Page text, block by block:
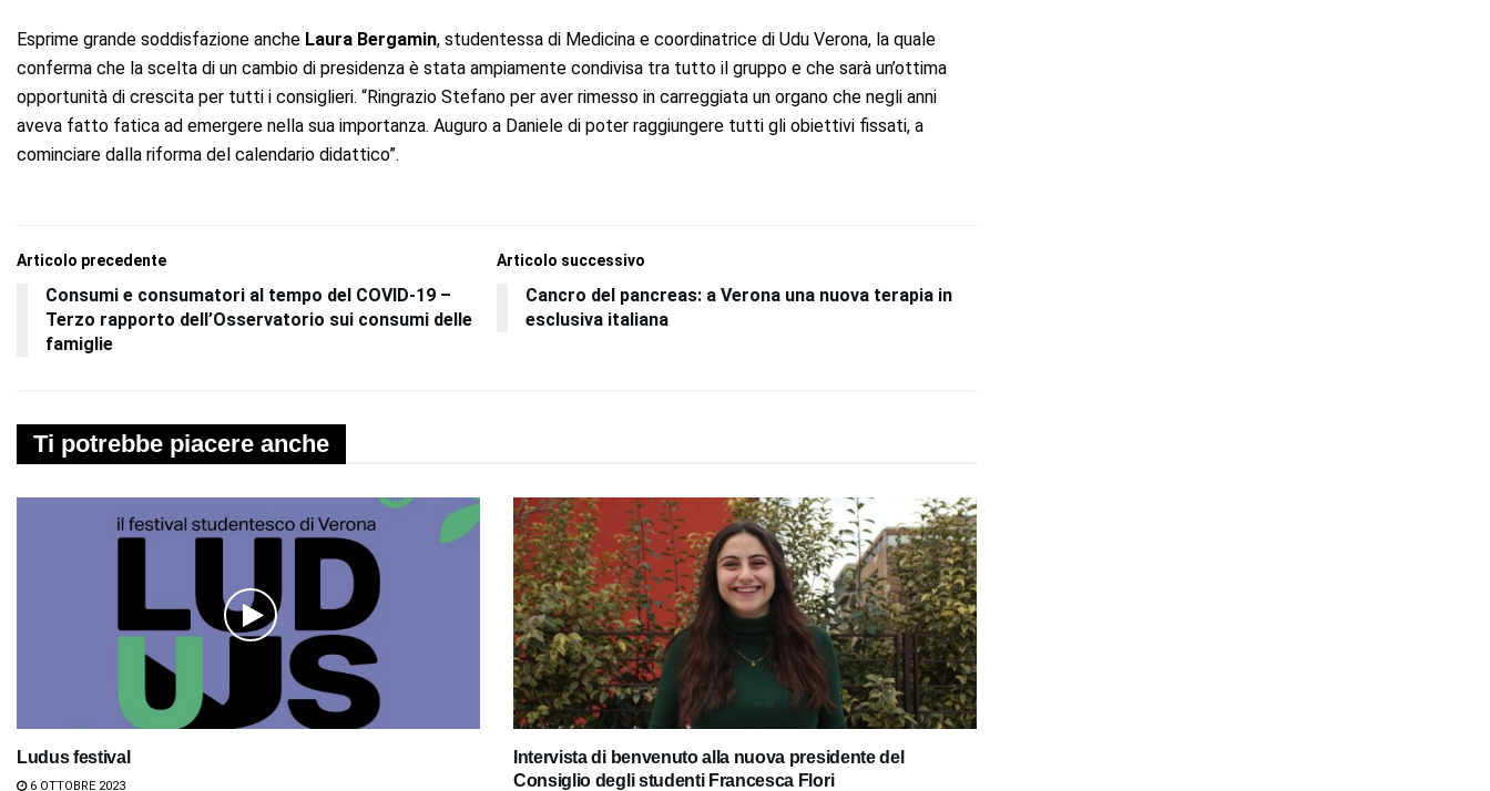
Esprime grande soddisfazione anche Laura Bergamin, studentessa di Medicina e coordinatrice di Udu Verona, la quale
conferma che la scelta di un cambio di presidenza è stata ampiamente condivisa tra tutto il gruppo e che sarà un’ottima
opportunità di crescita per tutti i consiglieri. “Ringrazio Stefano per aver rimesso in carreggiata un organo che negli anni
aveva fatto fatica ad emergere nella sua importanza. Auguro a Daniele di poter raggiungere tutti gli obiettivi fissati, a
cominciare dalla riforma del calendario didattico”.
Articolo precedente
Consumi e consumatori al tempo del COVID-19 –
Terzo rapporto dell’Osservatorio sui consumi delle
famiglie
Articolo successivo
Cancro del pancreas: a Verona una nuova terapia in
esclusiva italiana
Ti potrebbe piacere anche
Ludus festival
6 OTTOBRE 2023
Intervista di benvenuto alla nuova presidente del
Consiglio degli studenti Francesca Flori